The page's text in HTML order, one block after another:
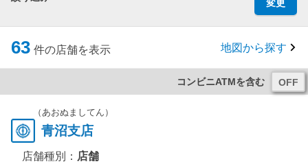
変更
63 件の店舗を表示 地図から探す
コンビニATMを含む
（あおぬましてん）
青沼支店
店舗種別： 店舗